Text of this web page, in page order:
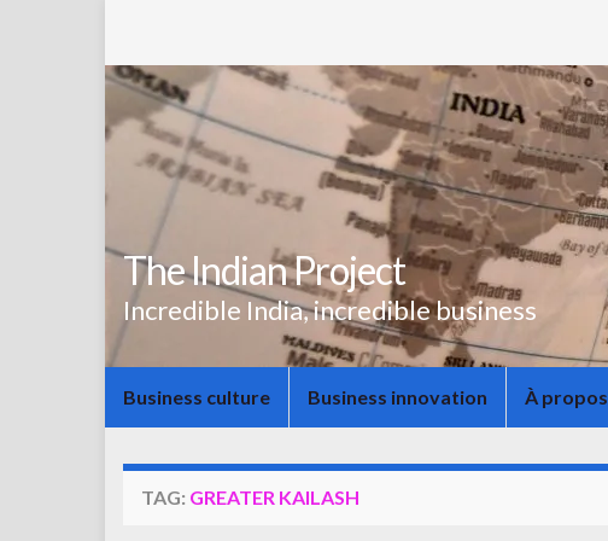
The Indian Project
Incredible India, incredible business
Business culture Business innovation À propos
TAG: GREATER KAILASH